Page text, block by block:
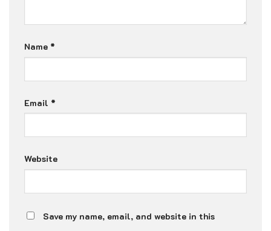
Name *
Email *
Website
Save my name, email, and website in this